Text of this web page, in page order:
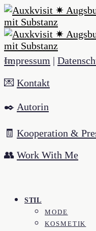
Impressum |
💌 Kontakt
✒️ Autorin
🧾 Kooperation &
👥 Work With Me
STIL
MODE
KOSMETIK